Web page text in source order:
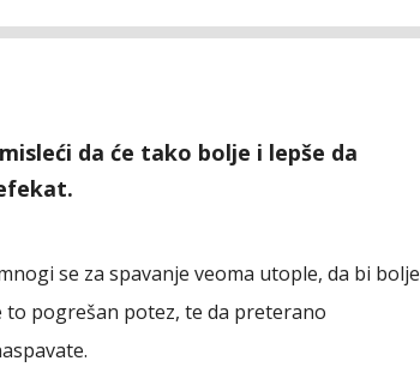
da će tako bolje i lepše da
se za spavanje veoma utople, da bi bolje
to pogrešan potez, te da preterano